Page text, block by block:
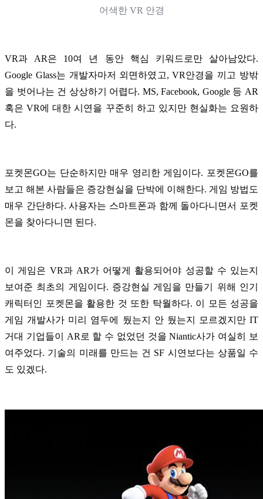
어색한 VR 안경
VR과 AR은 10여 년 동안 핵심 키워드로만 살아남았다.
Google Glass는 개발자마저 외면하였고, VR안경을 끼고 방밖
을 벗어나는 건 상상하기 어렵다. MS, Facebook, Google 등 AR
혹은 VR에 대한 시연을 꾸준히 하고 있지만 현실화는 요원하
다.
포켓몬GO는 단순하지만 매우 영리한 게임이다. 포켓몬GO를
보고 해본 사람들은 증강현실을 단박에 이해한다. 게임 방법도
매우 간단하다. 사용자는 스마트폰과 함께 돌아다니면서 포켓
몬을 찾아다니면 된다.
이 게임은 VR과 AR가 어떻게 활용되어야 성공할 수 있는지
보여준 최초의 게임이다. 증강현실 게임을 만들기 위해 인기
캐릭터인 포켓몬을 활용한 것 또한 탁월하다. 이 모든 성공을
게임 개발사가 미리 염두에 뒀는지 안 뒀는지 모르겠지만 IT
거대 기업들이 AR로 할 수 없었던 것을 Niantic사가 여실히 보
여주었다. 기술의 미래를 만드는 건 SF 시연보다는 상품일 수
도 있겠다.